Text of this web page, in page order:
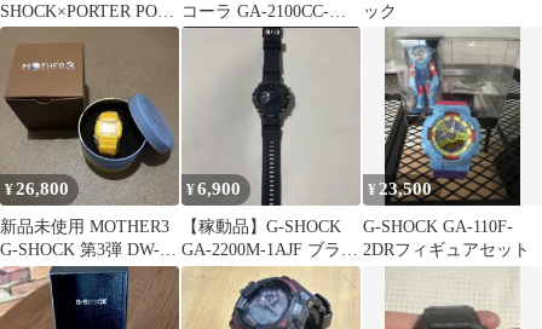
SHOCK×PORTER POTR
DW-5900
コーラ GA-2100CC-
3AJR カシオーク
ック
¥26,800
新品未使用 MOTHER3
G-SHOCK 第3弾 DW-
5600限定 マザー3
¥6,900
【稼動品】G-SHOCK
GA-2200M-1AJF ブラッ
ク×グリーン
¥23,500
G-SHOCK GA-110F-
2DRフィギュアセット